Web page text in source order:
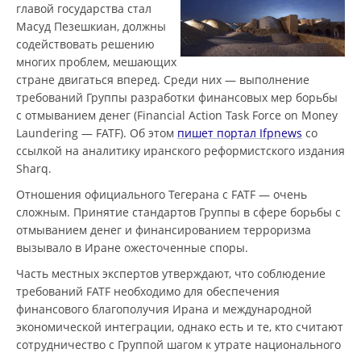
главой государства стал
Масуд Пезешкиан, должны
содействовать решению
многих проблем, мешающих
стране двигаться вперед. Среди них — выполнение
требований Группы разработки финансовых мер борьбы
с отмыванием денег (Financial Action Task Force on Money
Laundering — FATF). Об этом пишет портал Ifpnews со
ссылкой на аналитику иранского реформистского издания
Sharq.
Отношения официального Тегерана с FATF — очень
сложным. Принятие стандартов Группы в сфере борьбы с
отмыванием денег и финансированием терроризма
вызывало в Иране ожесточенные споры.
Часть местных экспертов утверждают, что соблюдение
требований FATF необходимо для обеспечения
финансового благополучия Ирана и международной
экономической интеграции, однако есть и те, кто считают
сотрудничество с Группой шагом к утрате национального